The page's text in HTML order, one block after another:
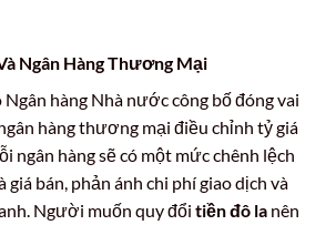
Ngân Hàng Thương Mại
hàng Nhà nước công bố đóng vai
hàng thương mại điều chỉnh tỷ giá
ngân hàng sẽ có một mức chênh lệch
giá bán, phản ánh chi phí giao dịch và
Người muốn quy đổi tiền đô la nên